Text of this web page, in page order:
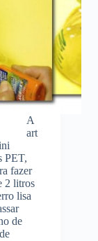
A
art
PET,
fazer
2 litros
lisa
de